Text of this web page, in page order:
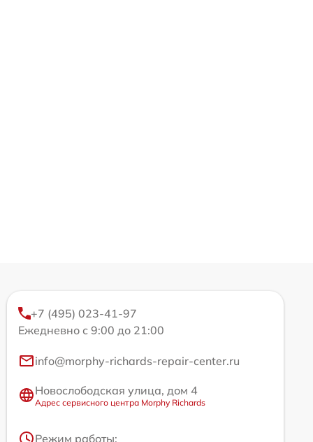
+7 (495) 023-41-97
Ежедневно с 9:00 до 21:00
info@morphy-richards-repair-center.ru
Новослободская улица, дом 4
Адрес сервисного центра Morphy Richards
Режим работы: